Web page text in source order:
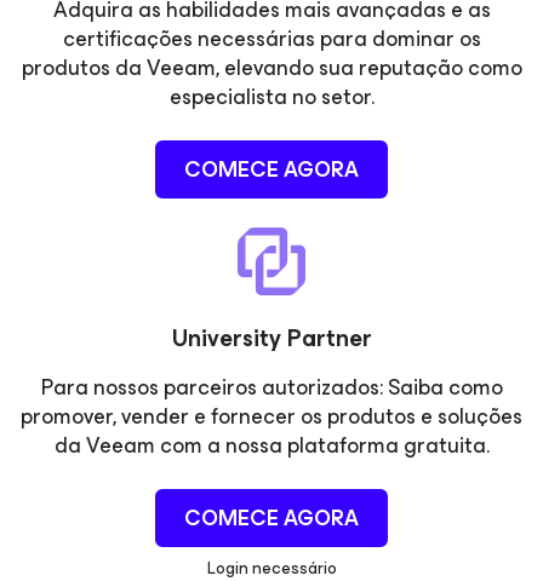
Adquira as habilidades mais avançadas e as
certificações necessárias para dominar os
produtos da Veeam, elevando sua reputação como
especialista no setor.
COMECE AGORA
University Partner
Para nossos parceiros autorizados: Saiba como
promover, vender e fornecer os produtos e soluções
da Veeam com a nossa plataforma gratuita.
COMECE AGORA
Login necessário